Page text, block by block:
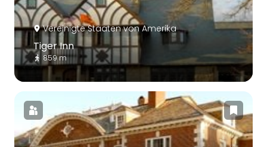
Vereinigte Staaten von Amerika
Tiger Inn
859 m